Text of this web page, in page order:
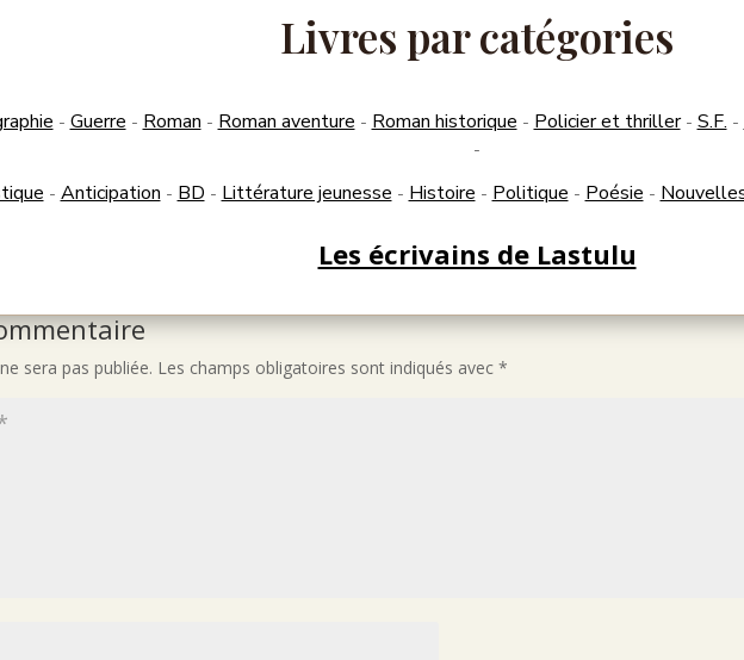
Livres par catégories
- Guerre - Roman - Roman aventure - Roman historique - Policier et thriller- S.F. -
-
- Anticipation - BD - Littérature jeunesse - Histoire - Politique - Poésie -
Les écrivains de Lastulu
sera pas publiée. Les champs obligatoires sont indiqués avec*